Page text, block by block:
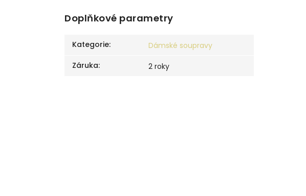
Doplňkové parametry
Kategorie:
Dámské soupravy
Záruka: 2 roky